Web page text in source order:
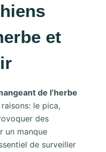
et
de l’herbe
le pica,
des
un manque
de surveiller